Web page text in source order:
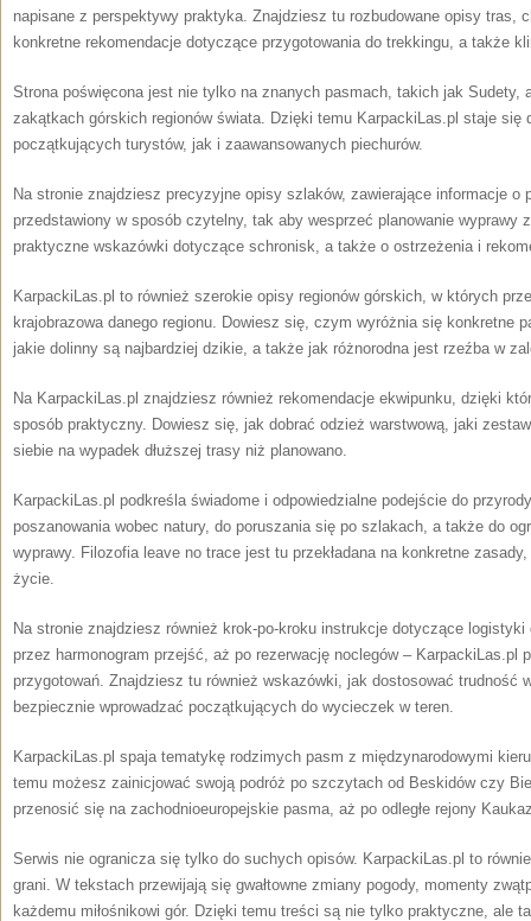
napisane z perspektywy praktyka. Znajdziesz tu rozbudowane opisy tras,
konkretne rekomendacje dotyczące przygotowania do trekkingu, a także
Strona poświęcona jest nie tylko na znanych pasmach, takich jak Sudety,
zakątkach górskich regionów świata. Dzięki temu KarpackiLas.pl staje się
początkujących turystów, jak i zaawansowanych piechurów.
Na stronie znajdziesz precyzyjne opisy szlaków, zawierające informacje
przedstawiony w sposób czytelny, tak aby wesprzeć planowanie wyprawy
praktyczne wskazówki dotyczące schronisk, a także o ostrzeżenia i
KarpackiLas.pl to również szerokie opisy regionów górskich, w których
krajobrazowa danego regionu. Dowiesz się, czym wyróżnia się konkretne
jakie dolinny są najbardziej dzikie, a także jak różnorodna jest rzeźba w
Na KarpackiLas.pl znajdziesz również rekomendacje ekwipunku, dzięki
sposób praktyczny. Dowiesz się, jak dobrać odzież warstwową, jaki
siebie na wypadek dłuższej trasy niż planowano.
KarpackiLas.pl podkreśla świadome i odpowiedzialne podejście do
poszanowania wobec natury, do poruszania się po szlakach, a także do
wyprawy. Filozofia leave no trace jest tu przekładana na konkretne
życie.
Na stronie znajdziesz również krok-po-kroku instrukcje dotyczące
przez harmonogram przejść, aż po rezerwację noclegów – KarpackiLas.pl
przygotowań. Znajdziesz tu również wskazówki, jak dostosować trudność
bezpiecznie wprowadzać początkujących do wycieczek w teren.
KarpackiLas.pl spaja tematykę rodzimych pasm z międzynarodowymi
temu możesz zainicjować swoją podróż po szczytach od Beskidów czy
przenosić się na zachodnioeuropejskie pasma, aż po odległe rejony
Serwis nie ogranicza się tylko do suchych opisów. KarpackiLas.pl to
grani. W tekstach przewijają się gwałtowne zmiany pogody, momenty
każdemu miłośnikowi gór. Dzięki temu treści są nie tylko praktyczne, ale